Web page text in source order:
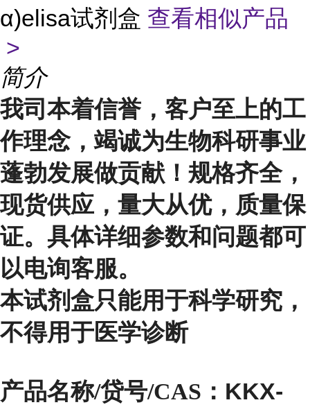
α)elisa试剂盒 查看相似产品
>
简介
我司本着信誉，客户至上的工
作理念，竭诚为生物科研事业
蓬勃发展做贡献！规格齐全，
现货供应，量大从优，质量保
证。具体详细参数和问题都可
以电询客服。
本试剂盒只能用于科学研究，
不得用于医学诊断
产品名称/贷号/CAS： KKX-